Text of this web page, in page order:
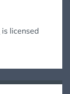
is licensed